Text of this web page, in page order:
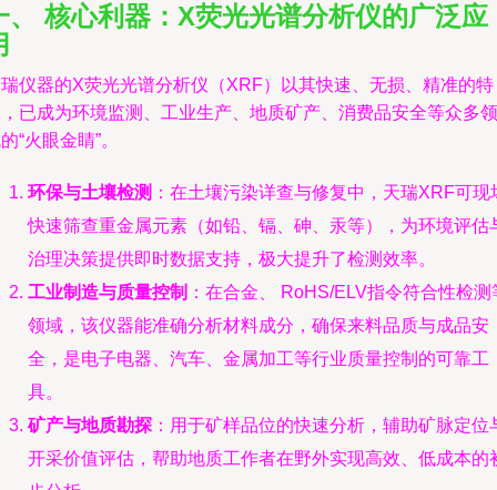
、 核心利器：X荧光光谱分析仪的广泛应
仪器的X荧光光谱分析仪（XRF）以其快速、无损、精准的特
已成为环境监测、工业生产、地质矿产、消费品安全等众多领
“火眼金睛”。
环保与土壤检测 ：在土壤污染详查与修复中，天瑞XRF可现
快速筛查重金属元素（如铅、镉、砷、汞等），为环境评估
治理决策提供即时数据支持，极大提升了检测效率。
工业制造与质量控制 ：在合金、 RoHS/ELV指令符合性检测
领域，该仪器能准确分析材料成分，确保来料品质与成品安
全，是电子电器、汽车、金属加工等行业质量控制的可靠工
具。
矿产与地质勘探 ：用于矿样品位的快速分析，辅助矿脉定位
开采价值评估，帮助地质工作者在野外实现高效、低成本的